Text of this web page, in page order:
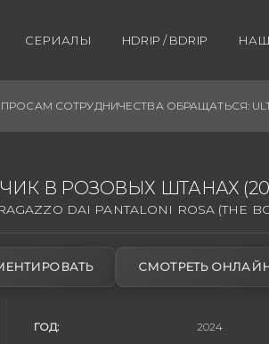
СЕРИАЛЫ HDRIP / BDRIP
СОТРУДНИЧЕСТВА ОБРАЩАТЬСЯ:
В РОЗОВЫХ ШТАНАХ
DAI PANTALONI ROSA (THE
СМОТРЕТЬ
ГОД: 2024